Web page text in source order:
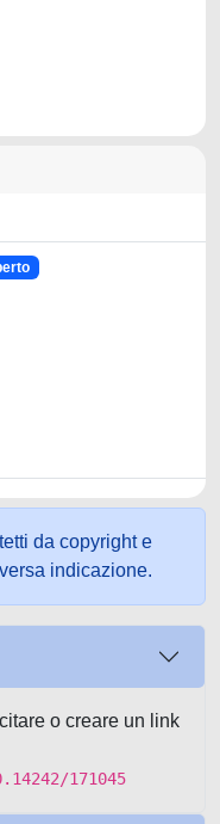
da copyright e
indicazione.
o creare un link
171045